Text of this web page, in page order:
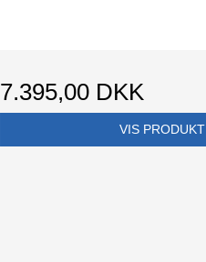
7.395,00 DKK
VIS PRODUKT